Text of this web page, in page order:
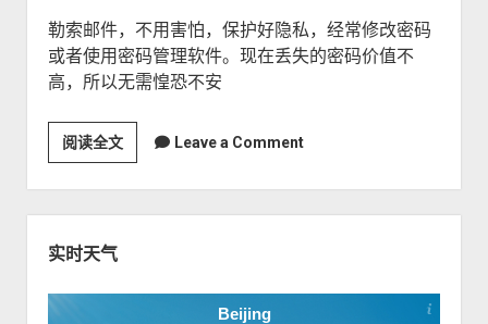
高
效
拦
骚
扰
电
话
勒索邮件，不用害怕，保护好隐私，经常修改密码
或者使用密码管理软件。现在丢失的密码价值不
高，所以无需惶恐不安
阅读全文今
天
收
到
勒
Leave a Comment
实时天气
Beijing